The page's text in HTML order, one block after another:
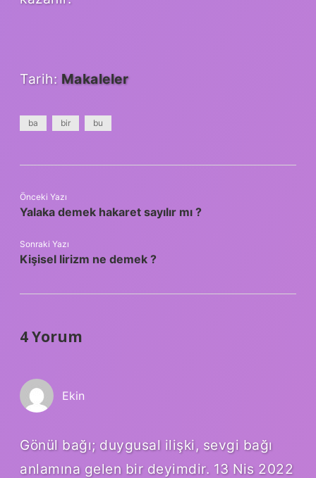
Tarih: Makaleler
ba bir bu
Önceki Yazı
Yalaka demek hakaret sayılır mı ?
Sonraki Yazı
Kişisel lirizm ne demek ?
4 Yorum
Ekin
Gönül bağı; duygusal ilişki, sevgi bağı
anlamına gelen bir deyimdir. 13 Nis 2022